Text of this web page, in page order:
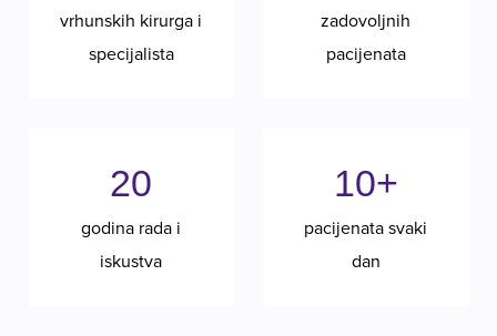
vrhunskih kirurga i
specijalista
zadovoljnih
pacijenata
20
godina rada i
iskustva
10+
pacijenata svaki
dan